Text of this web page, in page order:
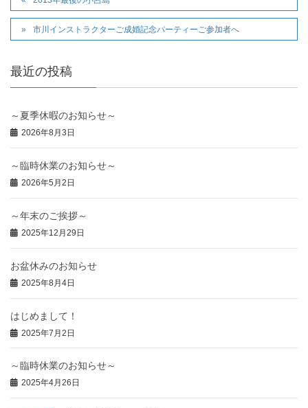
市川インストラクターご成婚記念パーティーご参加者へ
最近の投稿
～夏季休暇のお知らせ～
2026年8月3日
～臨時休業のお知らせ～
2026年5月2日
～年末のご挨拶～
2025年12月29日
お盆休みのお知らせ
2025年8月4日
はじめまして！
2025年7月2日
～臨時休業のお知らせ～
2025年4月26日